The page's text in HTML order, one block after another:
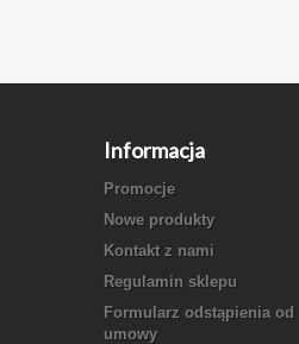
Informacja
Promocje
Nowe produkty
Kontakt z nami
Regulamin sklepu
Formularz odstąpienia od
umowy